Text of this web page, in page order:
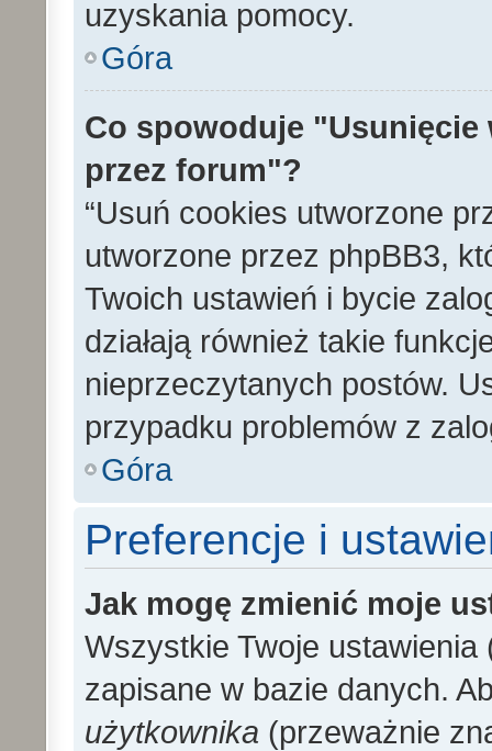
uzyskania pomocy.
Góra
Co spowoduje
przez forum"?
“Usuń cookies utworzone
utworzone przez phpBB3,
Twoich ustawień i bycie
działają również takie
nieprzeczytanych postów.
przypadku problemów z
Góra
Preferencje i
Jak mogę zmienić moje
Wszystkie Twoje
zapisane w bazie danych.
użytkownika (przeważnie